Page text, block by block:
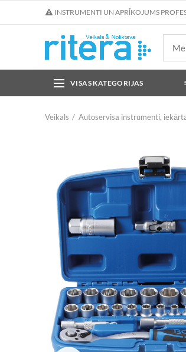
INSTRUMENTI UN APRĪKOJUMS
VISAS KATEGORIJAS
Veikals Autoservisa instrumenti,